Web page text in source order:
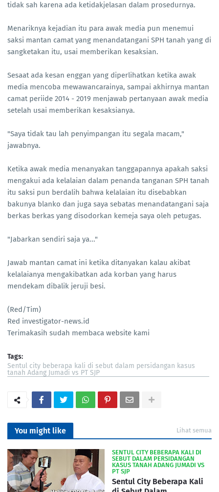
tidak sah karena ada ketidakjelasan dalam prosedurnya.
Menariknya kejadian itu para awak media pun menemui
saksi mantan camat yang menandatangani SPH tanah yang di
sangketakan itu, usai memberikan kesaksian.
Sesaat ada kesan enggan yang diperlihatkan ketika awak
media mencoba mewawancarainya, sampai akhirnya mantan
camat periide 2014 - 2019 menjawab pertanyaan awak media
setelah usai memberikan kesaksianya.
"Saya tidak tau lah penyimpangan itu segala macam,"
jawabnya.
Ketika awak media menanyakan tanggapannya apakah saksi
mengakui ada kelalaian dalam penanda tanganan SPH tanah
itu saksi pun berdalih bahwa kelalaian itu disebabkan
bakunya blanko dan juga saya sebatas menandatangani saja
berkas berkas yang disodorkan kemeja saya oleh petugas.
"Jabarkan sendiri saja ya..."
Jawab mantan camat ini ketika ditanyakan kalau akibat
kelalaianya mengakibatkan ada korban yang harus
mendekam dibalik jeruji besi.
(Red/Tim)
Red investigator-news.id
Terimakasih sudah membaca website kami
Tags:
Sentul city beberapa kali di sebut dalam persidangan kasus
tanah Adang Jumadi vs PT SJP
You might like Lihat semua
SENTUL CITY BEBERAPA KALI DI
SEBUT DALAM PERSIDANGAN
KASUS TANAH ADANG JUMADI VS
PT SJP
Sentul City Beberapa Kali